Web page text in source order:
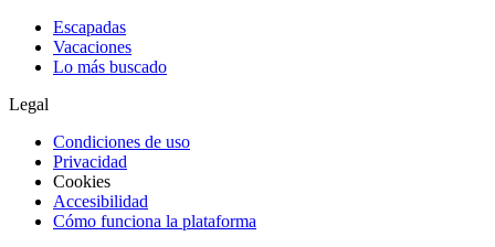
Escapadas
Vacaciones
Lo más buscado
Legal
Condiciones de uso
Privacidad
Cookies
Accesibilidad
Cómo funciona la plataforma